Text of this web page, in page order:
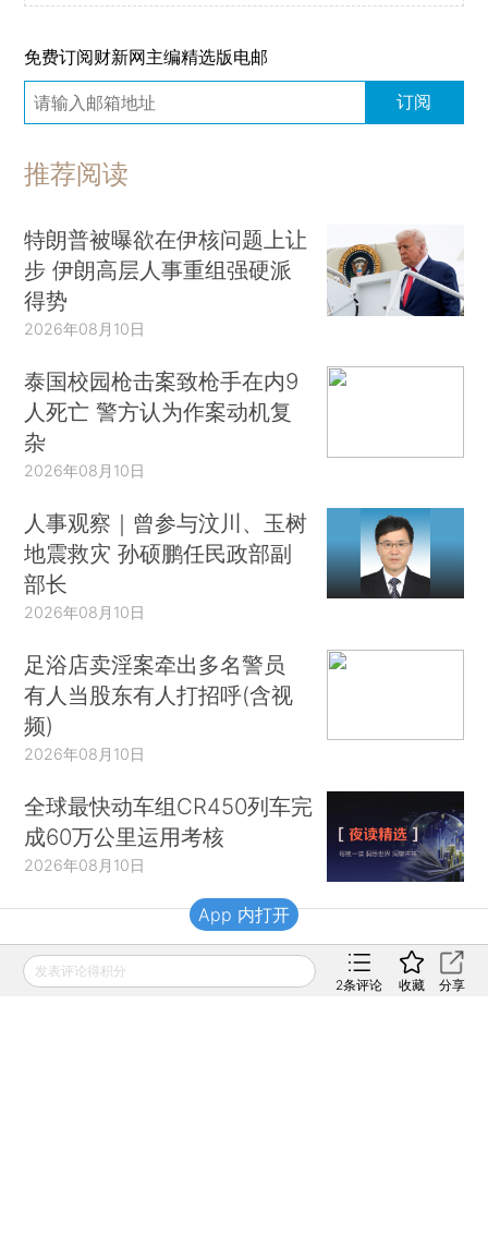
免费订阅财新网主编精选版电邮
订阅
推荐阅读
特朗普被曝欲在伊核问题上让
步 伊朗高层人事重组强硬派
得势
2026年08月10日
泰国校园枪击案致枪手在内9
人死亡 警方认为作案动机复
杂
2026年08月10日
人事观察｜曾参与汶川、玉树
地震救灾 孙硕鹏任民政部副
部长
2026年08月10日
足浴店卖淫案牵出多名警员
有人当股东有人打招呼(含视
频)
2026年08月10日
全球最快动车组CR450列车完
成60万公里运用考核
2026年08月10日
财新移动
发表评论得积分
2条评论 收藏 分享
App 内打开